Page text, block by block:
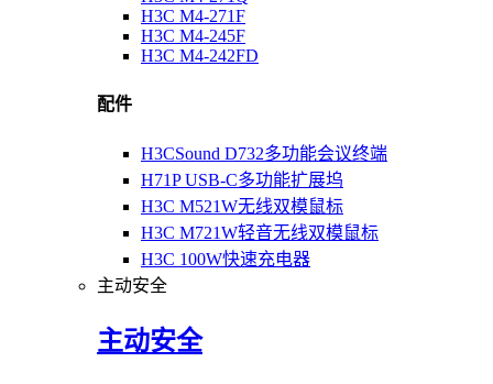
H3C M4-271F
H3C M4-245F
H3C M4-242FD
配件
H3CSound D732多功能会议终端
H71P USB-C多功能扩展坞
H3C M521W无线双模鼠标
H3C M721W轻音无线双模鼠标
H3C 100W快速充电器
主动安全
主动安全